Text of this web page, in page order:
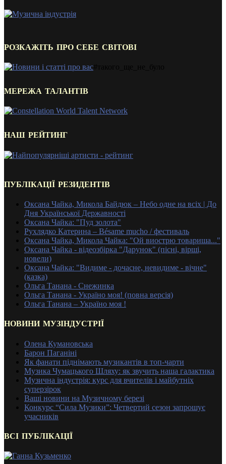
РОЗКАЖІТЬ ПРО СЕБЕ СВІТОВІ
МЕРЕЖА ТАЛАНТІВ
НАШ РЕЙТИНГ
ПУБЛІКАЦІЇ РЕЗИДЕНТІВ
Оксана Чайка, Микола Байдюк – Небо одне на всіх | До
Дня Української Державності
Оксана Чайка: "Пуд золота"
Рухлядко Катерина – Bésame mucho / фестиваль
Оксана Чайка, Микола Чайка: "Ой виострю товариша..."
Оксана Чайка - відеозбірка "Дарунок" (пісні, вірші,
новели)
Оксана Чайка: "Видиме - дочасне, невидиме - вічне"
(казка)
Ольга Танана - Снежинка
Ольга Танана - Україно моя! (повна версія)
Ольга Танана – Україно моя !
НОВИНИ МУЗІНДУСТРІЇ
Олена Кумановська
Барон Паганіні
Як фанати піднімають музикантів в топ-чарти
Музика Чумацького Шляху: як звучить наша галактика
Музична індустрія: курс для вчителів і майбутніх
суперзірок
Ваші новини на Музичному березі
Конкурс “Сила Музики”: Четвертий сезон запрошує
учасників
ВСІ ПУБЛІКАЦІЇ